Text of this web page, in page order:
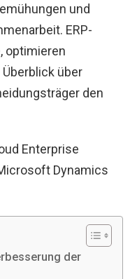
und
ERP-
optimieren
über
den
Enterprise
Dynamics
der